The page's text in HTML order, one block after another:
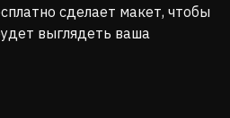
сделает макет, чтобы
выглядеть ваша